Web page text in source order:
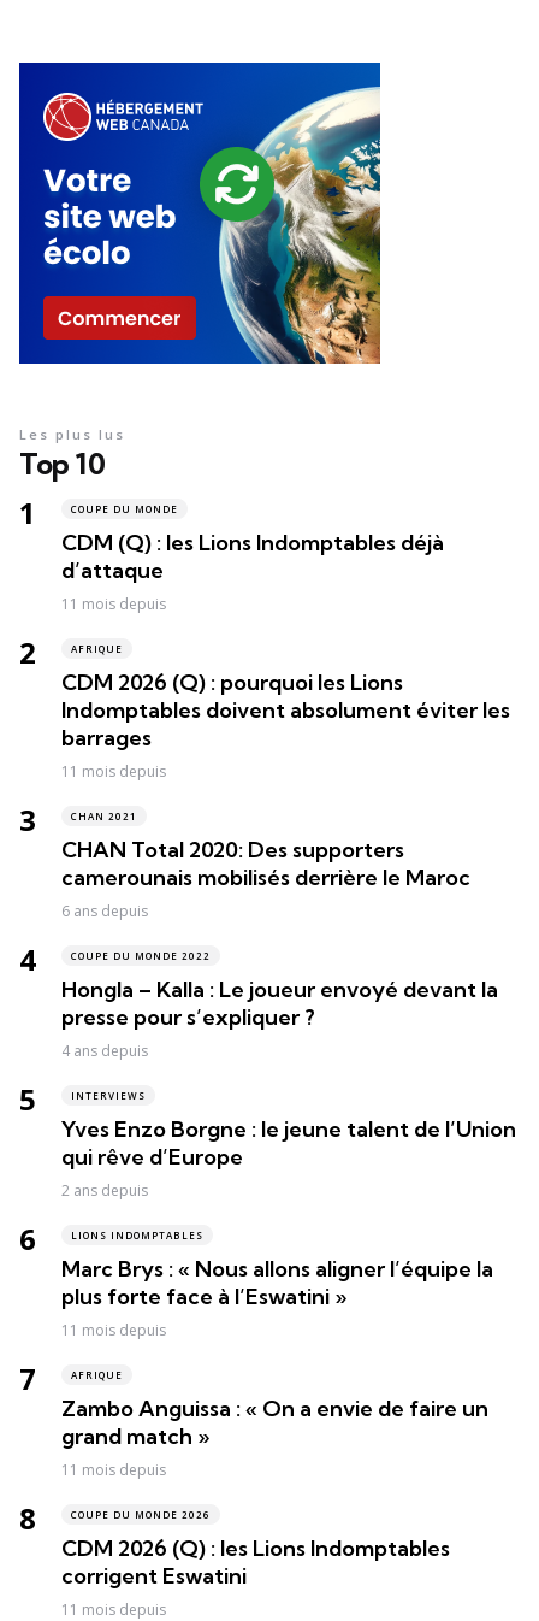
Top 10
Les plus lus
COUPE DU MONDE
CDM (Q) : les Lions Indomptables déjà
d’attaque
11 mois depuis
AFRIQUE
CDM 2026 (Q) : pourquoi les Lions
Indomptables doivent absolument éviter les
barrages
11 mois depuis
CHAN 2021
CHAN Total 2020: Des supporters
camerounais mobilisés derrière le Maroc
6 ans depuis
COUPE DU MONDE 2022
Hongla – Kalla : Le joueur envoyé devant la
presse pour s’expliquer ?
4 ans depuis
INTERVIEWS
Yves Enzo Borgne : le jeune talent de l’Union
qui rêve d’Europe
2 ans depuis
LIONS INDOMPTABLES
Marc Brys : « Nous allons aligner l’équipe la
plus forte face à l’Eswatini »
11 mois depuis
AFRIQUE
Zambo Anguissa : « On a envie de faire un
grand match »
11 mois depuis
COUPE DU MONDE 2026
CDM 2026 (Q) : les Lions Indomptables
corrigent Eswatini
11 mois depuis